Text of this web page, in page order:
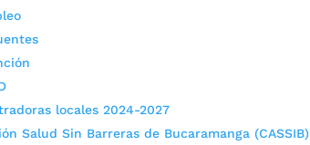
locales 2024-2027
Salud Sin Barreras de Bucaramanga (CASSIB)